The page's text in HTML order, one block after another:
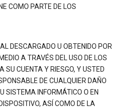
COMO PARTE DE LOS
DESCARGADO U OBTENIDO POR
A TRAVÉS DEL USO DE LOS
SU CUENTA Y RIESGO, Y USTED
DE CUALQUIER DAÑO
SISTEMA INFORMÁTICO O EN
ASÍ COMO DE LA